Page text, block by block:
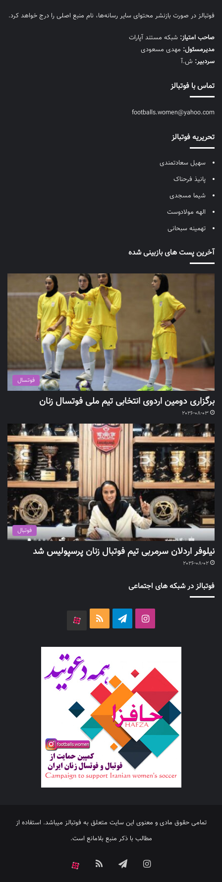
فوتبالز در صورت بازنشر محتوای سایر رسانه‌ها، نام منبع اصلی را درج خواهد کرد.
صاحب امتیاز: شبکه مستند آپارات
مديرمسئول: مهدی مسعودی
سردبیر: ش.آ
تماس با فوتبالز
footballs.women@yahoo.com
تحریریه فوتبالز
سهیل سعادتمندی
پانیذ فرحناک
شیما مسجدی
الهه مولادوست
تهمینه سبحانی
آخرین پست های بازبینی شده
فوتسال
برگزاری دومین اردوی انتخابی تیم ملی فوتسال زنان
2026-08-03
فوتبال
نیلوفر اردلان سرمربی تیم فوتبال زنان پرسپولیس شد
2026-08-02
فوتبالز در شبکه های اجتماعی
اینستاگرامتلگرام خوراک
تمامی حقوق مادی و معنوی این سایت متعلق به فوتبالز میباشد. استفاده از
مطالب با ذکر منبع بلامانع است.
اینستاگرامتلگرام خوراک